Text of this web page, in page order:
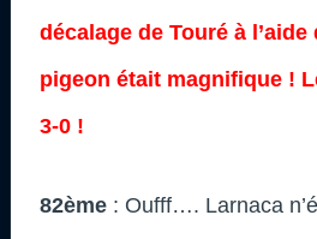
décalage de Touré à l’aide
pigeon était magnifique !
3-0 !
82ème : Oufff…. Larnaca